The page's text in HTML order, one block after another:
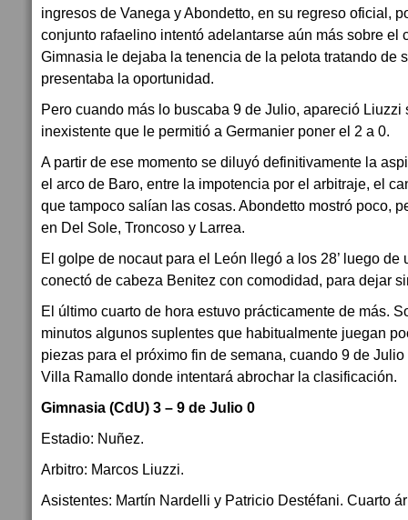
ingresos de Vanega y Abondetto, en su regreso oficial,
conjunto rafaelino intentó adelantarse aún más sobre el
Gimnasia le dejaba la tenencia de la pelota tratando de
presentaba la oportunidad.
Pero cuando más lo buscaba 9 de Julio, apareció
inexistente que le permitió a Germanier poner el 2 a 0.
A partir de ese momento se diluyó definitivamente la
el arco de Baro, entre la impotencia por el arbitraje, el
que tampoco salían las cosas. Abondetto mostró poco,
en Del Sole, Troncoso y Larrea.
El golpe de nocaut para el León llegó a los 28’ luego de
conectó de cabeza Benitez con comodidad, para dejar
El último cuarto de hora estuvo prácticamente de más.
minutos algunos suplentes que habitualmente juegan
piezas para el próximo fin de semana, cuando 9 de
Villa Ramallo donde intentará abrochar la clasificación.
Gimnasia (CdU) 3 – 9 de Julio 0
Estadio: Nuñez.
Arbitro: Marcos Liuzzi.
Asistentes: Martín Nardelli y Patricio Destéfani. Cuarto